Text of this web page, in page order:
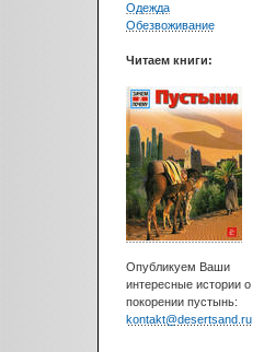
Одежда
Обезвоживание
Читаем книги:
Опубликуем Ваши
интересные истории о
покорении пустынь:
kontakt@desertsand.ru